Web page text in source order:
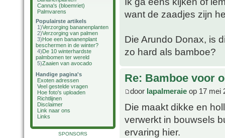
Canna's (bloemriet)
Palmvarens
Populairste artikels
1)Verzorging bananenplanten
2)Verzorging van palmen
3)Hoe een bananenplant
beschermen in de winter?
4)De 10 winterhardste
palmbomen ter wereld
5)Zaaien van avocado
Handige pagina's
Exoten adressen
Veel gestelde vragen
Hoe foto's uploaden
Richtlijnen
Disclaimer
Link naar ons
Links
SPONSORS
want de zaadjes zijn
Die Arundo Donax, is
zo hard als bamboe?
Re: Bamboe voor
door lapalmeraie op 17 mei
Die maakt dikke en
verwerkt in bouwsels
ervaring hier.